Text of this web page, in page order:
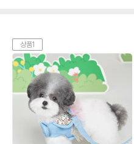
상품1